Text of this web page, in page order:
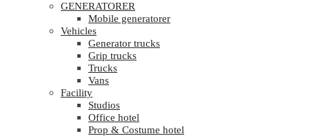
GENERATORER
Mobile generatorer
Vehicles
Generator trucks
Grip trucks
Trucks
Vans
Facility
Studios
Office hotel
Prop & Costume hotel